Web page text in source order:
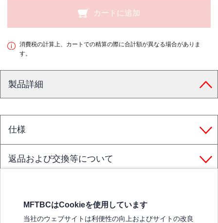
カートに追加
消費税の計算上、カートでの精算の際に合計額が異なる場合がありま
す。
製品詳細
仕様
返品および交換等について
MFTBCはCookieを使用しています
当社のウェブサイトは利便性の向上およびサイトの改良